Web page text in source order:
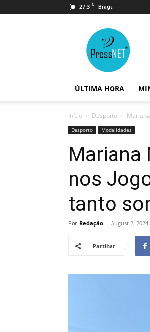
27.3 C Braga
ÚLTIMA HORA
Início Desporto
Desporto Modalidades
Mariana
nos
tanto
Por Redação - August 2, 2024
Partihar